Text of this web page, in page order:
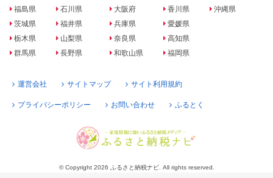
福島県
茨城県
栃木県
群馬県
石川県
福井県
山梨県
長野県
大阪府
兵庫県
奈良県
和歌山県
香川県
愛媛県
高知県
福岡県
沖縄県
運営会社 サイトマップ サイト利用規約
プライバシーポリシー お問い合わせ ふるとく
© Copyright 2026 ふるさと納税ナビ. All rights reserved.